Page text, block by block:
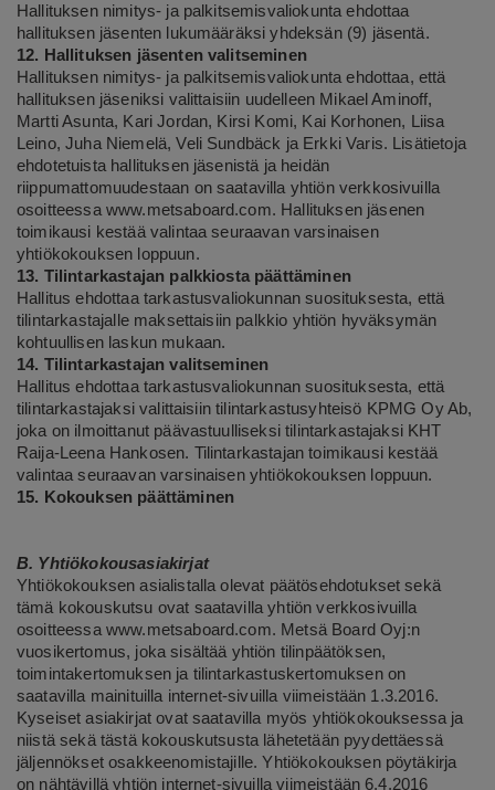
Hallituksen nimitys- ja palkitsemisvaliokunta ehdottaa
hallituksen jäsenten lukumääräksi yhdeksän (9) jäsentä.
12. Hallituksen jäsenten valitseminen
Hallituksen nimitys- ja palkitsemisvaliokunta ehdottaa, että
hallituksen jäseniksi valittaisiin uudelleen Mikael Aminoff,
Martti Asunta, Kari Jordan, Kirsi Komi, Kai Korhonen, Liisa
Leino, Juha Niemelä, Veli Sundbäck ja Erkki Varis. Lisätietoja
ehdotetuista hallituksen jäsenistä ja heidän
riippumattomuudestaan on saatavilla yhtiön verkkosivuilla
osoitteessa www.metsaboard.com. Hallituksen jäsenen
toimikausi kestää valintaa seuraavan varsinaisen
yhtiökokouksen loppuun.
13. Tilintarkastajan palkkiosta päättäminen
Hallitus ehdottaa tarkastusvaliokunnan suosituksesta, että
tilintarkastajalle maksettaisiin palkkio yhtiön hyväksymän
kohtuullisen laskun mukaan.
14. Tilintarkastajan valitseminen
Hallitus ehdottaa tarkastusvaliokunnan suosituksesta, että
tilintarkastajaksi valittaisiin tilintarkastusyhteisö KPMG Oy Ab,
joka on ilmoittanut päävastuulliseksi tilintarkastajaksi KHT
Raija-Leena Hankosen. Tilintarkastajan toimikausi kestää
valintaa seuraavan varsinaisen yhtiökokouksen loppuun.
15. Kokouksen päättäminen
B. Yhtiökokousasiakirjat
Yhtiökokouksen asialistalla olevat päätösehdotukset sekä
tämä kokouskutsu ovat saatavilla yhtiön verkkosivuilla
osoitteessa www.metsaboard.com. Metsä Board Oyj:n
vuosikertomus, joka sisältää yhtiön tilinpäätöksen,
toimintakertomuksen ja tilintarkastuskertomuksen on
saatavilla mainituilla internet-sivuilla viimeistään 1.3.2016.
Kyseiset asiakirjat ovat saatavilla myös yhtiökokouksessa ja
niistä sekä tästä kokouskutsusta lähetetään pyydettäessä
jäljennökset osakkeenomistajille. Yhtiökokouksen pöytäkirja
on nähtävillä yhtiön internet-sivuilla viimeistään 6.4.2016